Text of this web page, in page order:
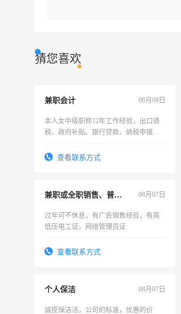
猜您喜欢
兼职会计 08月08日
本人女中级职称12年工作经验，出口退
税、政府补贴、银行贷款、纳税申报、
务，财务咨询等业务。欲求兼职会计工
查看联系方式
兼职或全职销售、普工、维修 08月07日
过年可不休息，有广告销售经验，有高
低压电工证，网络管理员证
查看联系方式
个人保洁 08月07日
诚揽保洁活，公司的标准，优惠的价